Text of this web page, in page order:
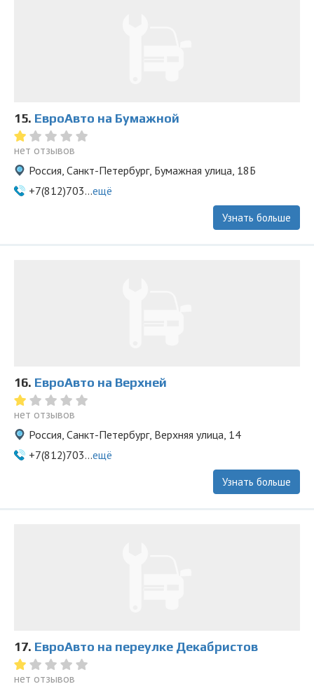
15. ЕвроАвто на Бумажной
нет отзывов
Россия, Санкт-Петербург, Бумажная улица, 18Б
+7(812)703...ещё
Узнать больше
16. ЕвроАвто на Верхней
нет отзывов
Россия, Санкт-Петербург, Верхняя улица, 14
+7(812)703...ещё
Узнать больше
17. ЕвроАвто на переулке Декабристов
нет отзывов